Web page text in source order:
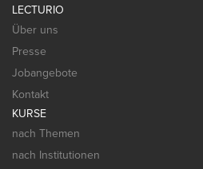
LECTURIO
Über uns
Presse
Jobangebote
Kontakt
KURSE
nach Themen
nach Institutionen